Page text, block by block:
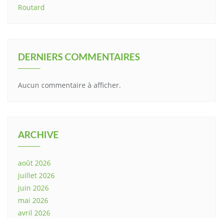
Routard
DERNIERS COMMENTAIRES
Aucun commentaire à afficher.
ARCHIVE
août 2026
juillet 2026
juin 2026
mai 2026
avril 2026